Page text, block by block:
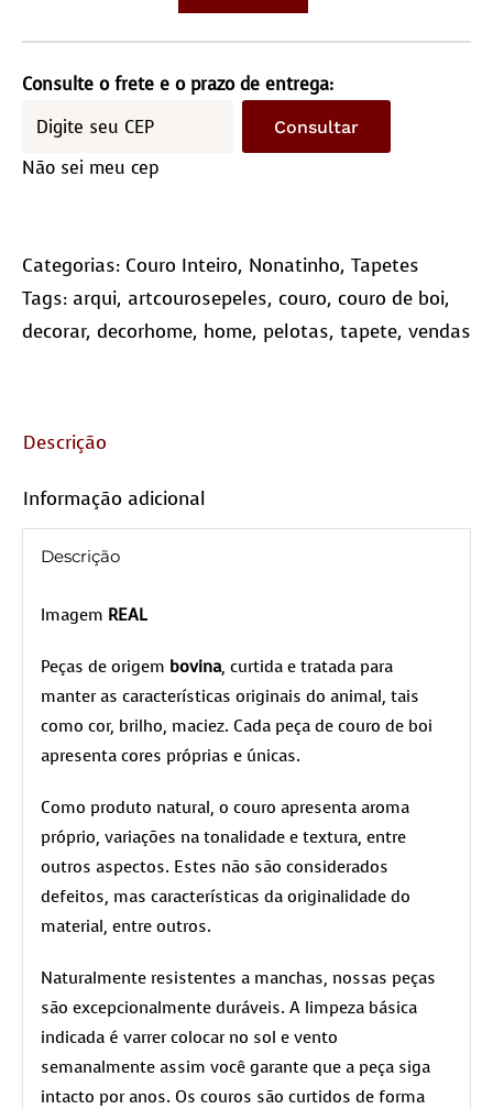
Bezerro
Comp/0,95M
quantidade
Consulte o frete e o prazo de entrega:
Consultar
Não sei meu cep
Categorias: Couro Inteiro, Nonatinho, Tapetes
Tags: arqui, artcourosepeles, couro, couro de boi,
decorar, decorhome, home, pelotas, tapete, vendas
Descrição
Informação adicional
Descrição
Imagem REAL
Peças de origem bovina, curtida e tratada para
manter as características originais do animal, tais
como cor, brilho, maciez. Cada peça de couro de boi
apresenta cores próprias e únicas.
Como produto natural, o couro apresenta aroma
próprio, variações na tonalidade e textura, entre
outros aspectos. Estes não são considerados
defeitos, mas características da originalidade do
material, entre outros.
Naturalmente resistentes a manchas, nossas peças
são excepcionalmente duráveis. A limpeza básica
indicada é varrer colocar no sol e vento
semanalmente assim você garante que a peça siga
intacto por anos. Os couros são curtidos de forma